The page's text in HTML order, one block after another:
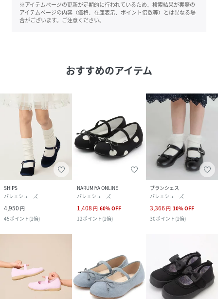
※アイテムページの更新が定期的に行われているため、検索結果が実際の
アイテムページの内容（価格、在庫表示、ポイント倍数等）とは異なる場
合がございます。ご注意ください。
おすすめのアイテム
SHIPS
バレエシューズ
4,950 円
45ポイント(1倍)
NARUMIYA ONLINE
バレエシューズ
1,408 円 60%OFF
12ポイント(1倍)
ブランシェス
バレエシューズ
3,366 円 10%OFF
30ポイント(1倍)